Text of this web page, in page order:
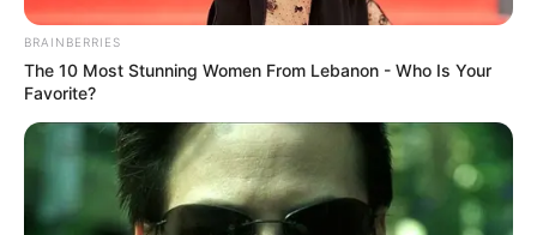
váratlanul visszalépett két héttel
a forgatás előtt
bySzerző • June 16, 2025
BRAINBERRIES
The 10 Most Stunning Women From Lebanon - Who Is Your
Favorite?